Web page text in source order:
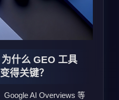
什么 GEO 工具
得关键？
Google AI Overviews 等